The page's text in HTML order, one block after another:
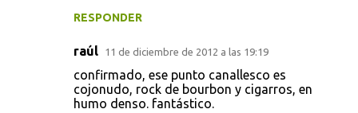
RESPONDER
raúl 11 de diciembre de 2012 a las 19:19
confirmado, ese punto canallesco es
cojonudo, rock de bourbon y cigarros, en
humo denso. fantástico.